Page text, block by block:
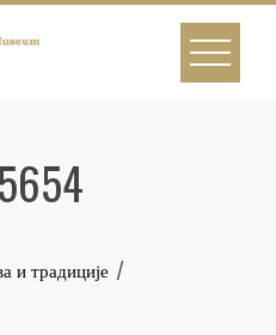
и традиције